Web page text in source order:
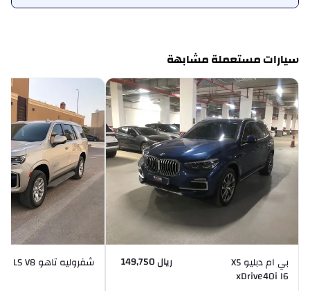
سيارات مستعملة مشابهة
بي ام دبليو X5
xDrive40i I6
ريال 149,750 شفروليه تاهو LS V8